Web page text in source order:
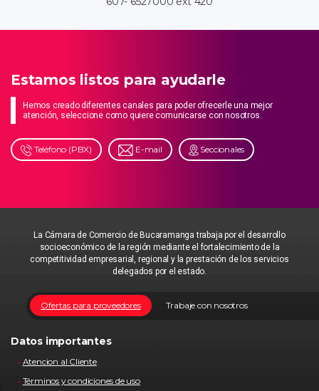
Estamos listos para ayudarle
Hemos creado diferentes canales para poder ofrecerle una mejor
atención, seleccione como quiere comunicarse con nosotros.
Teléfono (PBX) E-mail Seccionales
La Cámara de Comercio de Bucaramanga trabaja por el desarrollo
socioeconómico de la región mediante el fortalecimiento de la
competitividad empresarial, regional y la prestación de los servicios
delegados por el estado.
Trabaje con nosotros
Ofertas para proveedores
Datos importantes
Atencion al Cliente
Términos y condiciones de uso